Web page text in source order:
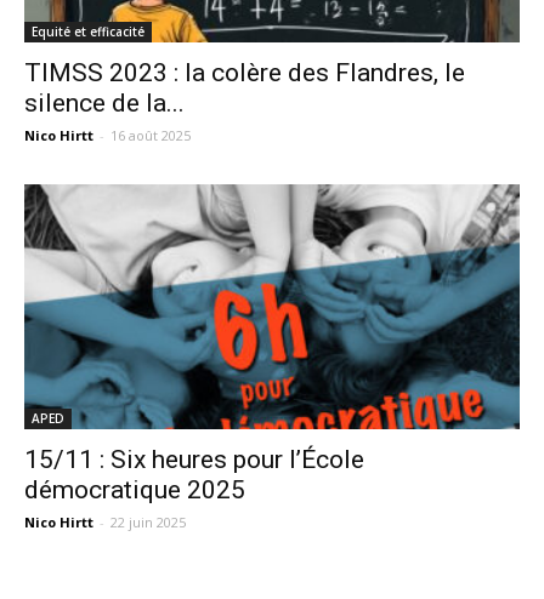
Equité et efficacité
TIMSS 2023 : la colère des Flandres, le
silence de la...
Nico Hirtt - 16 août 2025
APED
15/11 : Six heures pour l’École
démocratique 2025
Nico Hirtt - 22 juin 2025